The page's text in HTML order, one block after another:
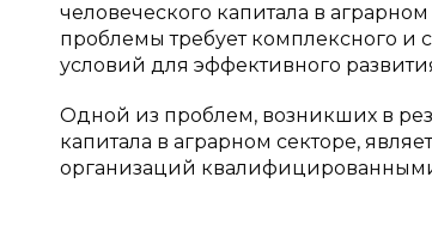
человеческого капитала в
проблемы требует комплексного
условий для эффективного
Одной из проблем, возникших в
капитала в аграрном секторе,
организаций